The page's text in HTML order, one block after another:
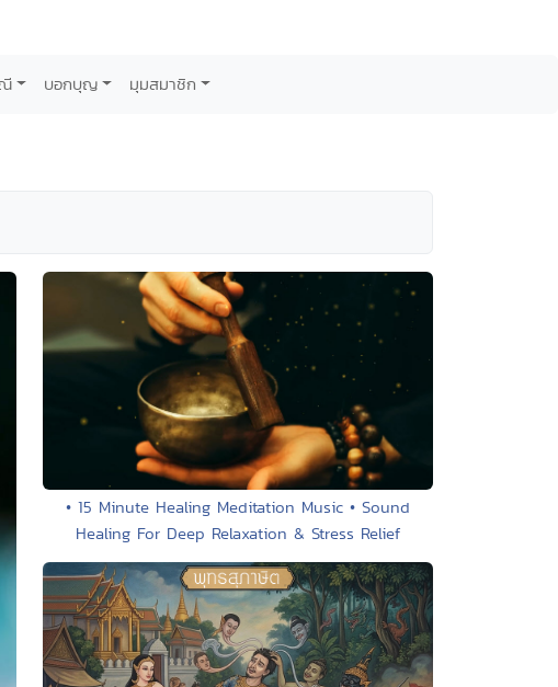
บอกบุญ มุมสมาชิก
• 15 Minute Healing Meditation Music • Sound
Healing For Deep Relaxation & Stress Relief